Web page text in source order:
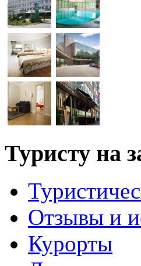
Туристу на
Отзывы и
Курорты